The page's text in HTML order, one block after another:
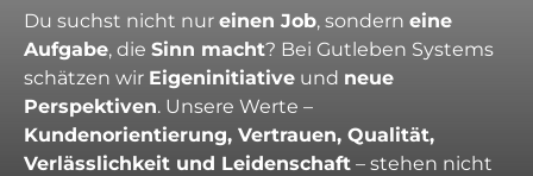
Du suchst nicht nur einen Job, sondern eine
Aufgabe, die Sinn macht? Bei Gutleben Systems
schätzen wir Eigeninitiative und neue
Perspektiven. Unsere Werte –
Kundenorientierung, Vertrauen, Qualität,
Verlässlichkeit und Leidenschaft – stehen nicht